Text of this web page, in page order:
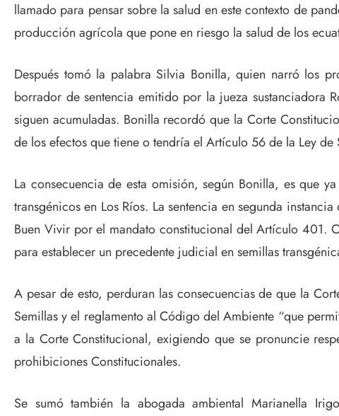
llamado para pensar sobre la salud en este contexto de
producción agrícola que pone en riesgo la salud de los
Después tomó la palabra Silvia Bonilla, quien narró los
borrador de sentencia emitido por la jueza sustanciadora
siguen acumuladas. Bonilla recordó que la Corte
de los efectos que tiene o tendría el Artículo 56 de la Ley
La consecuencia de esta omisión, según Bonilla, es que
transgénicos en Los Ríos. La sentencia en segunda
Buen Vivir por el mandato constitucional del Artículo 401.
para establecer un precedente judicial en semillas
A pesar de esto, perduran las consecuencias de que la
Semillas y el reglamento al Código del Ambiente “que
a la Corte Constitucional, exigiendo que se pronuncie
prohibiciones Constitucionales.
Se sumó también la abogada ambiental Marianella